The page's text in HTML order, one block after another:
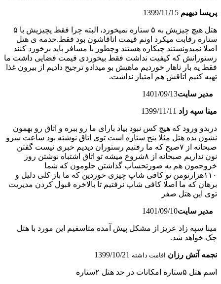
پریسا دیهیم 1399/11/15
هتل هیچ چیزیش به ۵ ستاره نمیخورد، البته چرا فقط یچیزیش با ۵
ستاره رقابت میکرد اونم قیمت اتاقاشون بود فقط.خدمه ی هتل
اصلا نمیدونستند چیکاره هستند وچطور با مسافر باید برخورد کنند
رستورانش که کیفیت نداشت فقط بیخوردی قیمت فضایی داشت ما
فقط یه بار ناهار خوردیم ماهیش بو میدادو ترجیح دادیم از بیرون غذا
تهیه کنیم اتاقش هم امتیاز نداشت.
مدیر سایت1401/09/13
مینا سپه زاد 1399/11/11
دربدو ورود که هیچ کس نبود بیاد بارای ما رو ببره و اتاق رو بهمون
نشون بده هتل مثلا پنج ستاره است توی اتاق نوشته بود ساعت سرو
صبحانه از ۷صبح که ما رفتیم رستوران دیدیم خبری نیست گفتن
نون نداریم صبحانه از ۸شروع میشه تو اتاق اشتباه نوشتن روز
خروجمون هم یه صورتحساب گذاشتن جلومون که شما
۱۱۰هزارتومن تو کافی شاپ چیزی خوردین که ما باز کلی دلیل و
برهان که ما اصلا کافی شاپ نرفتیم تا بالاخره قبول کردن مدیریت
توی این هتل صفر
مدیر سایت1401/09/10
مینا سپه زاد عزیز از مشکل پیش آمده متاسفیم این مورد با هتل
چک خواهد شد.
نجمه آتش رزان اقامت داشته 1399/10/21
اسم هتل ۵ستاره امکانات در حد هتل ۲ستاره